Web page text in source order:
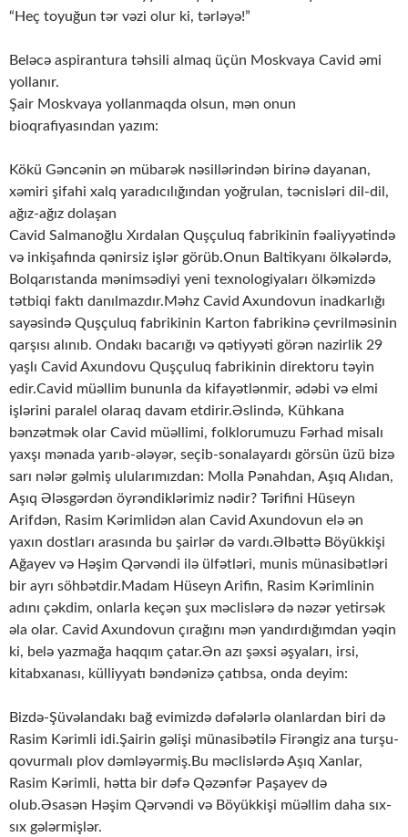
“Heç toyuğun tər vəzi olur ki, tərləyə!”
Beləcə aspirantura təhsili almaq üçün Moskvaya Cavid əmi
yollanır.
Şair Moskvaya yollanmaqda olsun, mən onun
bioqrafiyasından yazım:
Kökü Gəncənin ən mübarək nəsillərindən birinə dayanan,
xəmiri şifahi xalq yaradıcılığından yoğrulan, təcnisləri dil-dil,
ağız-ağız dolaşan
Cavid Salmanoğlu Xırdalan Quşçuluq fabrikinin fəaliyyətində
və inkişafında qənirsiz işlər görüb.Onun Baltikyanı ölkələrdə,
Bolqarıstanda mənimsədiyi yeni texnologiyaları ölkəmizdə
tətbiqi faktı danılmazdır.Məhz Cavid Axundovun inadkarlığı
sayəsində Quşçuluq fabrikinin Karton fabrikinə çevrilməsinin
qarşısı alınıb. Ondakı bacarığı və qətiyyəti görən nazirlik 29
yaşlı Cavid Axundovu Quşçuluq fabrikinin direktoru təyin
edir.Cavid müəllim bununla da kifayətlənmir, ədəbi və elmi
işlərini paralel olaraq davam etdirir.Əslində, Kühkana
bənzətmək olar Cavid müəllimi, folklorumuzu Fərhad misalı
yaxşı mənada yarıb-ələyər, seçib-sonalayardı görsün üzü bizə
sarı nələr gəlmiş ulularımızdan: Molla Pənahdan, Aşıq Alıdan,
Aşıq Ələsgərdən öyrəndiklərimiz nədir? Tərifini Hüseyn
Arifdən, Rasim Kərimlidən alan Cavid Axundovun elə ən
yaxın dostları arasında bu şairlər də vardı.Əlbəttə Böyükkişi
Ağayev və Həşim Qərvəndi ilə ülfətləri, munis münasibətləri
bir ayrı söhbətdir.Madam Hüseyn Arifin, Rasim Kərimlinin
adını çəkdim, onlarla keçən şux məclislərə də nəzər yetirsək
əla olar. Cavid Axundovun çırağını mən yandırdığımdan yəqin
ki, belə yazmağa haqqım çatar.Ən azı şəxsi əşyaları, irsi,
kitabxanası, külliyyatı bəndənizə çatıbsa, onda deyim:
Bizdə-Şüvəlandakı bağ evimizdə dəfələrlə olanlardan biri də
Rasim Kərimli idi.Şairin gəlişi münasibətilə Firəngiz ana turşu-
qovurmalı plov dəmləyərmiş.Bu məclislərdə Aşıq Xanlar,
Rasim Kərimli, hətta bir dəfə Qəzənfər Paşayev də
olub.Əsasən Həşim Qərvəndi və Böyükkişi müəllim daha sıx-
sıx gələrmişlər.